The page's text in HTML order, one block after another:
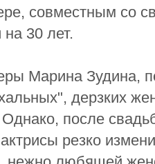
совместным со
30 лет.
Марина Зудина,
дерзких
Однако, после
резко